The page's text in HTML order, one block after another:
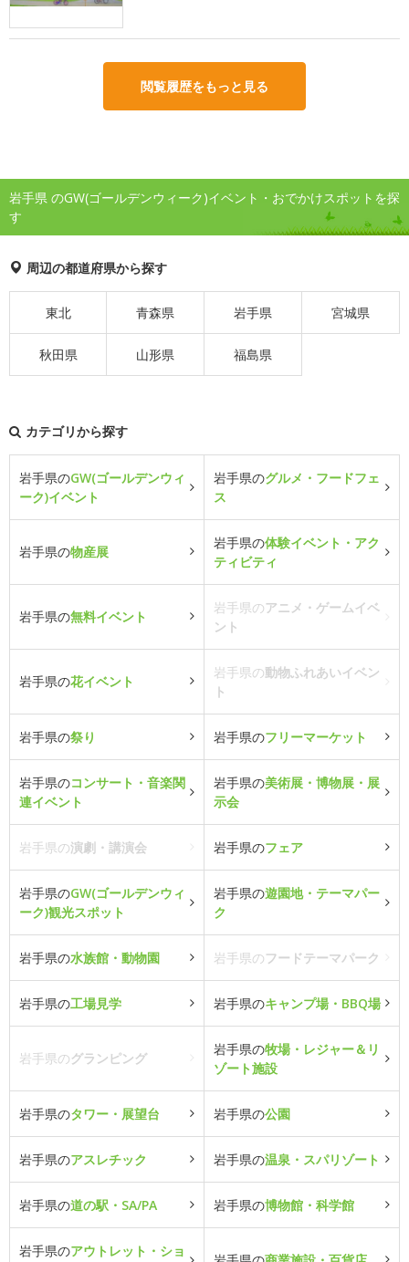
閲覧履歴をもっと見る
岩手県 のGW(ゴールデンウィーク)イベント・おでかけスポットを探
す
周辺の都道府県から探す
東北 青森県 岩手県 宮城県
秋田県 山形県 福島県
カテゴリから探す
岩手県のGW(ゴールデンウィ
ーク)イベント
岩手県のグルメ・フードフェ
ス
岩手県の物産展
岩手県の体験イベント・アク
ティビティ
岩手県の無料イベント
岩手県のアニメ・ゲームイベ
ント
岩手県の花イベント
岩手県の動物ふれあいイベン
ト
岩手県の祭り 岩手県のフリーマーケット
岩手県のコンサート・音楽関
連イベント
岩手県の美術展・博物展・展
示会
岩手県の演劇・講演会 岩手県のフェア
岩手県のGW(ゴールデンウィ
ーク)観光スポット
岩手県の遊園地・テーマパー
ク
岩手県の水族館・動物園 岩手県のフードテーマパーク
岩手県の工場見学 岩手県のキャンプ場・BBQ場
岩手県のグランピング
岩手県の牧場・レジャー＆リ
ゾート施設
岩手県のタワー・展望台 岩手県の公園
岩手県のアスレチック 岩手県の温泉・スパリゾート
岩手県の道の駅・SA/PA 岩手県の博物館・科学館
岩手県のアウトレット・ショ